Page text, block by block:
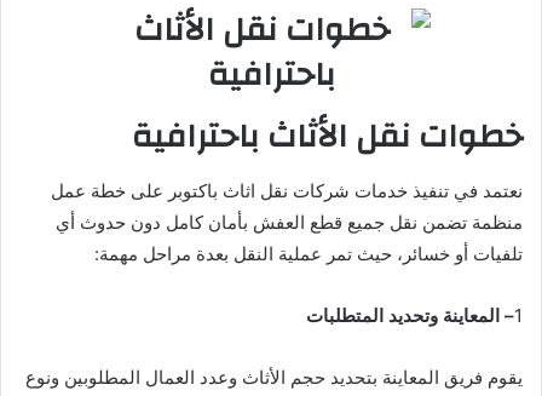
خطوات نقل الأثاث باحترافية
نعتمد في تنفيذ خدمات شركات نقل اثاث باكتوبر على خطة عمل
منظمة تضمن نقل جميع قطع العفش بأمان كامل دون حدوث أي
تلفيات أو خسائر، حيث تمر عملية النقل بعدة مراحل مهمة:
1– المعاينة وتحديد المتطلبات
يقوم فريق المعاينة بتحديد حجم الأثاث وعدد العمال المطلوبين ونوع